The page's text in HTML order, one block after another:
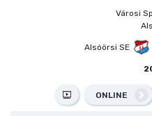
Városi
Alsóörsi SE
ONLINE